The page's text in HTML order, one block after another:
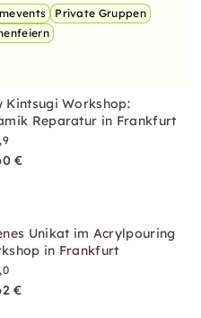
Private Gruppen
Kintsugi Workshop:
Reparatur in Frankfurt
€
Unikat im Acrylpouring
in Frankfurt
€